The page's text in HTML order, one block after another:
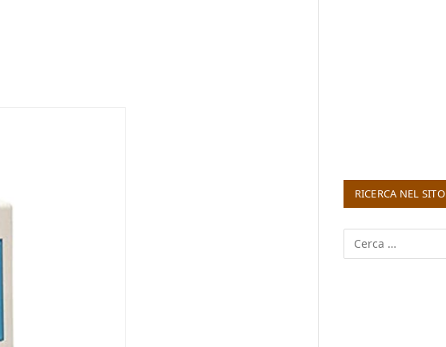
RICERCA NEL SITO